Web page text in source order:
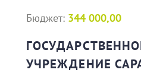
Бюджет: 344 000,00
УЧРЕЖДЕНИЕ